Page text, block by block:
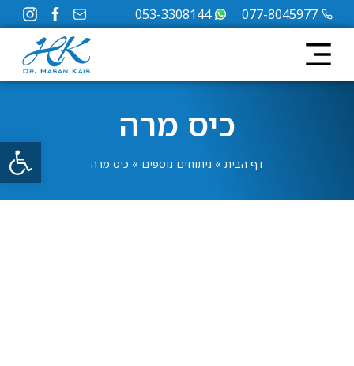
077-8045977
053-3308144
כיס מרה
דף הבית » ניתוחים נוספים » כיס מרה